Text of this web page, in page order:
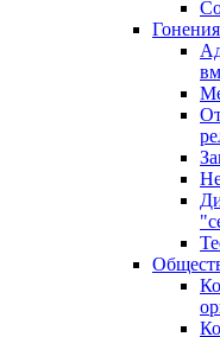
Гонения